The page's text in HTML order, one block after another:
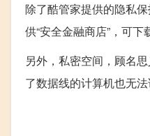
除了酷管家提供的隐私
供“安全金融商店”，可下
另外，私密空间，顾名
了数据线的计算机也无法